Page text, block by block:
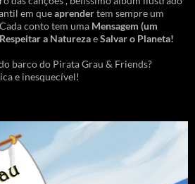
em queaprendertem sempre um
conto tem uma Mensagem (um
Respeitar a NaturezaeSalvar o Planeta!
barco do Pirata Grau & Friends?
e inesquecível!